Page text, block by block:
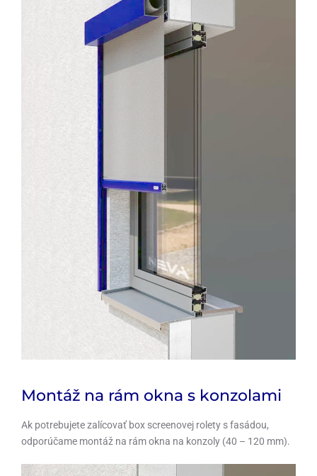
Montáž na rám okna s konzolami
Ak potrebujete zalícovať box screenovej rolety s fasádou,
odporúčame montáž na rám okna na konzoly (40 – 120 mm).